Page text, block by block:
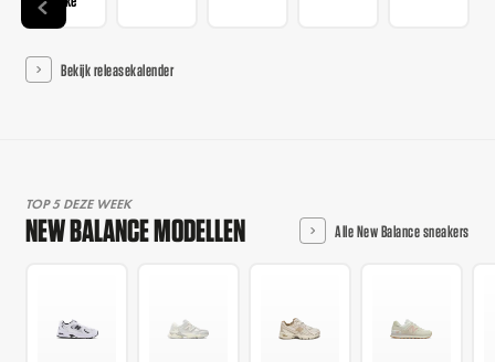
Bekijk releasekalender
TOP 5 DEZE WEEK
NEW BALANCE MODELLEN Alle New Balance sneakers